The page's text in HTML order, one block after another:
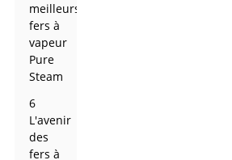
meilleurs
fers à
vapeur
Pure
Steam
6
L'avenir
des
fers à